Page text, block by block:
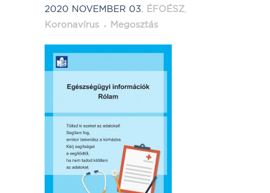
2020 NOVEMBER 03. ÉFOÉSZ
Koronavírus
Megosztás